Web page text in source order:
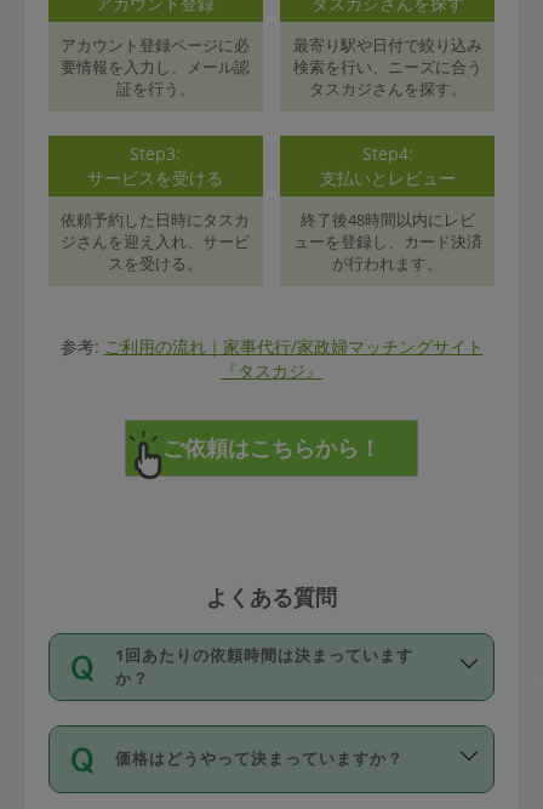
アカウント登録ページに必
要情報を入力し、メール認
証を行う。
最寄り駅や日付で絞り込み
検索を行い、ニーズに合う
タスカジさんを探す。
Step3:
サービスを受ける
依頼予約した日時にタスカ
ジさんを迎え入れ、サービ
スを受ける。
Step4:
支払いとレビュー
終了後48時間以内にレビ
ューを登録し、カード決済
が行われます。
参考: ご利用の流れ｜家事代行/家政婦マッチングサイト
『タスカジ』
よくある質問
1回あたりの依頼時間は決まっています
か？
依頼1回につき3時間固定です。3時間を
超えて依頼したい場合は、延長機能をご
利用ください。機能をご利用いただくに
価格はどうやって決まっていますか？